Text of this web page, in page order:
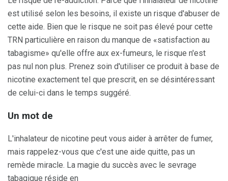
est utilisé selon les besoins, il existe un risque d'abuser de
cette aide. Bien que le risque ne soit pas élevé pour cette
TRN particulière en raison du manque de «satisfaction au
tabagisme» qu'elle offre aux ex-fumeurs, le risque n'est
pas nul non plus. Prenez soin d'utiliser ce produit à base de
nicotine exactement tel que prescrit, en se désintéressant
de celui-ci dans le temps suggéré.
Un mot de
L'inhalateur de nicotine peut vous aider à arrêter de fumer,
mais rappelez-vous que c'est une aide quitte, pas un
remède miracle. La magie du succès avec le sevrage
tabagique réside en